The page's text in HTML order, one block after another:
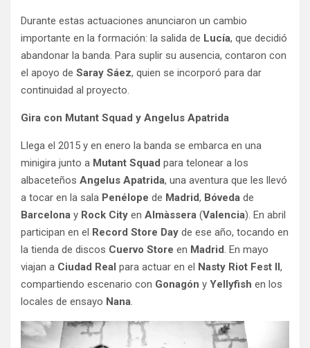
Durante estas actuaciones anunciaron un cambio
importante en la formación: la salida de Lucía, que decidió
abandonar la banda. Para suplir su ausencia, contaron con
el apoyo de Saray Sáez, quien se incorporó para dar
continuidad al proyecto.
Gira con Mutant Squad y Angelus Apatrida
Llega el 2015 y en enero la banda se embarca en una
minigira junto a Mutant Squad para telonear a los
albaceteños Angelus Apatrida, una aventura que les llevó
a tocar en la sala Penélope de Madrid, Bóveda de
Barcelona y Rock City en Almàssera (Valencia). En abril
participan en el Record Store Day de ese año, tocando en
la tienda de discos Cuervo Store en Madrid. En mayo
viajan a Ciudad Real para actuar en el Nasty Riot Fest II,
compartiendo escenario con Gonagón y Yellyfish en los
locales de ensayo Nana.